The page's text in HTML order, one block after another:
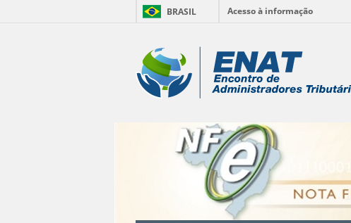
BRASIL Acesso à informação
conteúdo.
Ferramentas
Pessoais